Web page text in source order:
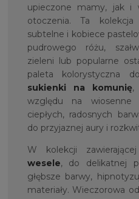
upieczone mamy, jak i
otoczenia. Ta kolekcja
subtelne i kobiece
pudrowego różu,
zieleni lub popularne
paleta kolorystyczna
sukienki na komunię,
względu na
ciepłych, radosnych
do przyjaznej aury i
W kolekcji
wesele, do delikatnej
głębsze barwy,
materiały. Wieczorowa